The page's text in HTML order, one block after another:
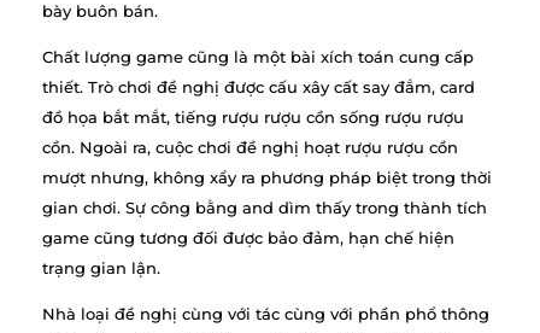
bày buôn bán.
Chất lượng game cũng là một bài xích toán cung cấp
thiết. Trò chơi đề nghị được cấu xây cất say đắm, card
đồ họa bắt mắt, tiếng rượu rượu cồn sống rượu rượu
cồn. Ngoài ra, cuộc chơi đề nghị hoạt rượu rượu cồn
mượt nhưng, không xẩy ra phương pháp biệt trong thời
gian chơi. Sự công bằng and dìm thấy trong thành tích
game cũng tương đối được bảo đảm, hạn chế hiện
trạng gian lận.
Nhà loại đề nghị cùng với tác cùng với phần phổ thông